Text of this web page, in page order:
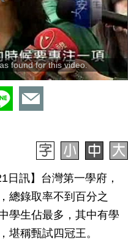
found for this video.
日訊】台灣第一學府，
總錄取率不到百分之
學生佔最多，其中有學
堪稱甄試四冠王。